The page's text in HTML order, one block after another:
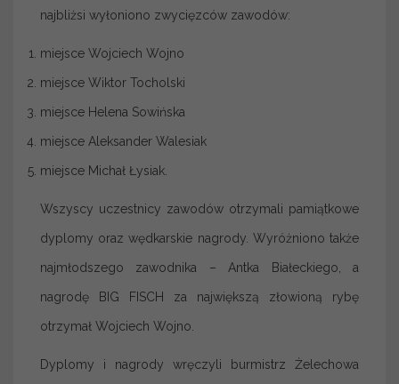
najbliżsi wyłoniono zwycięzców zawodów:
miejsce Wojciech Wojno
miejsce Wiktor Tocholski
miejsce Helena Sowińska
miejsce Aleksander Walesiak
miejsce Michał Łysiak.
Wszyscy uczestnicy zawodów otrzymali pamiątkowe
dyplomy oraz wędkarskie nagrody. Wyróżniono także
najmłodszego zawodnika – Antka Białeckiego, a
nagrodę BIG FISCH za największą złowioną rybę
otrzymał Wojciech Wojno.
Dyplomy i nagrody wręczyli burmistrz Żelechowa